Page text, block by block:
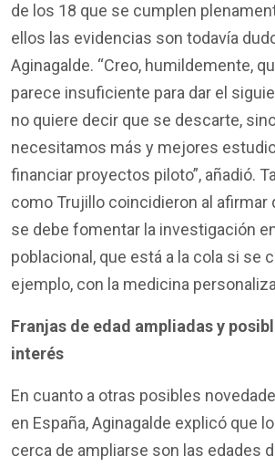
de los 18 que se cumplen
ellos las evidencias son todavía
Aginagalde. “Creo, humildemente,
parece insuficiente para dar el
no quiere decir que se descarte,
necesitamos más y mejores
financiar proyectos piloto”, añadió.
como Trujillo coincidieron al afirmar
se debe fomentar la investigación
poblacional, que está a la cola si se
ejemplo, con la medicina
Franjas de edad ampliadas y
interés
En cuanto a otras posibles
en España, Aginagalde explicó que
cerca de ampliarse son las edades